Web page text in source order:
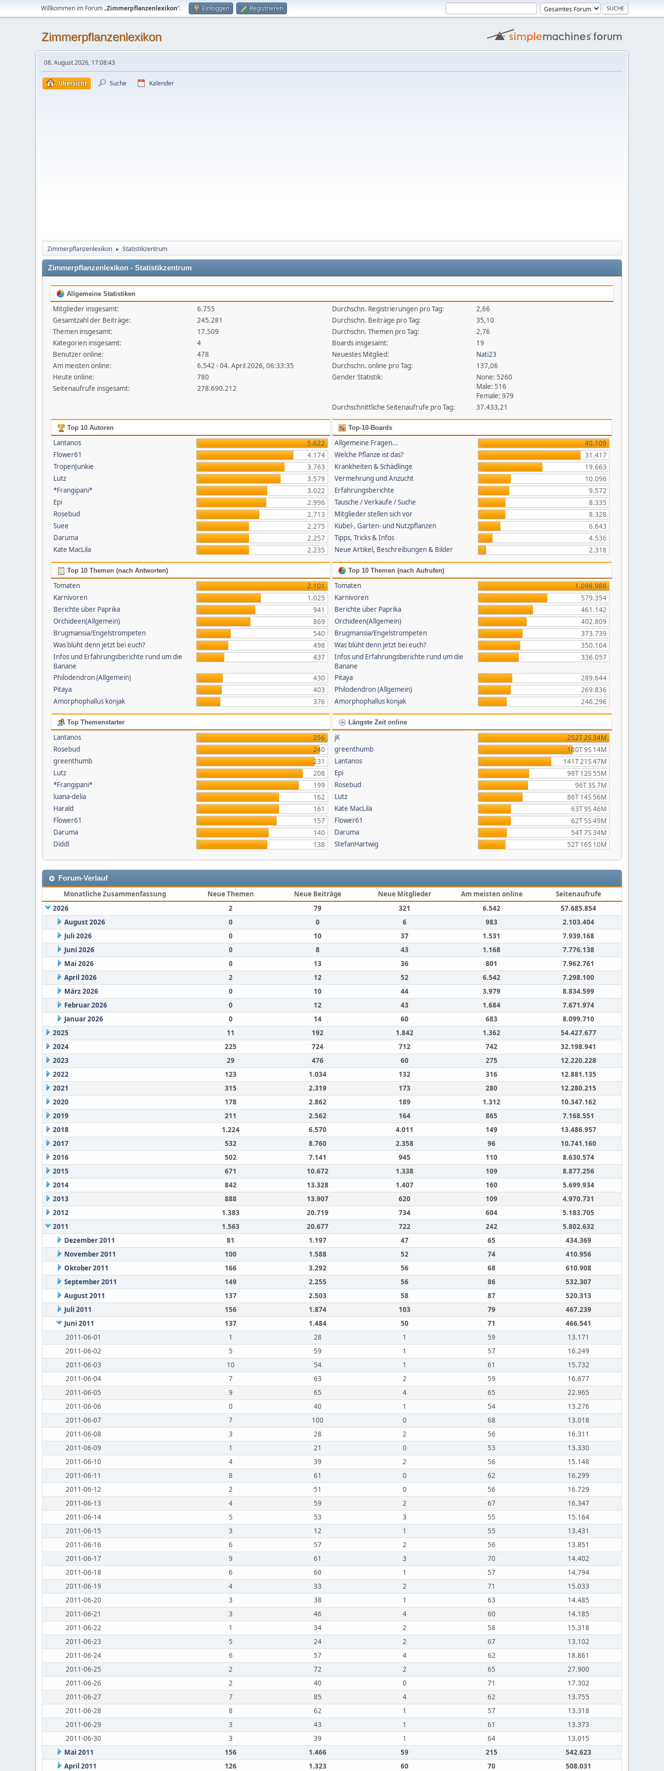
Willkommen im Forum „Zimmerpflanzenlexikon“. Einloggen Registrieren
Zimmerpflanzenlexikon
08. August 2026, 17:08:43
Übersicht Suche Kalender
Zimmerpflanzenlexikon ► Statistikzentrum
Zimmerpflanzenlexikon - Statistikzentrum
Allgemeine Statistiken
Mitglieder insgesamt:
6.755
Gesamtzahl der Beiträge:
245.281
Themen insgesamt:
17.509
Kategorien insgesamt:
4
Benutzer online:
478
Am meisten online:
6.542 - 04. April 2026, 06:33:35
Heute online:
780
Seitenaufrufe insgesamt:
278.690.212
Durchschn. Registrierungen pro Tag:
2,66
Durchschn. Beiträge pro Tag:
35,10
Durchschn. Themen pro Tag:
2,76
Boards insgesamt:
19
Neuestes Mitglied:
Nati23
Durchschn. online pro Tag:
137,06
Gender Statistik:
None: 5260
Male: 516
Female: 979
Durchschnittliche Seitenaufrufe pro Tag:
37.433,21
Top 10 Autoren
Lantanos
5.622
Flower61
4.174
TropenJunkie
3.763
Lutz
3.579
*Frangipani*
3.022
Epi
2.996
Rosebud
2.713
Suee
2.275
Daruma
2.257
Kate MacLila
2.235
Top-10-Boards
Allgemeine Fragen...
40.109
Welche Pflanze ist das?
31.417
Krankheiten & Schädlinge
19.663
Vermehrung und Anzucht
10.096
Erfahrungsberichte
9.572
Tausche / Verkaufe / Suche
8.335
Mitglieder stellen sich vor
8.328
Kübel-, Garten- und Nutzpflanzen
6.643
Tipps, Tricks & Infos
4.536
Neue Artikel, Beschreibungen & Bilder
2.318
Top 10 Themen (nach Antworten)
Tomaten
2.101
Karnivoren
1.025
Berichte über Paprika
941
Orchideen(Allgemein)
869
Brugmansia/Engelstrompeten
540
Was blüht denn jetzt bei euch?
498
Infos und Erfahrungsberichte rund um die
Banane
437
Philodendron (Allgemein)
430
Pitaya
403
Amorphophallus konjak
376
Top 10 Themen (nach Aufrufen)
Tomaten
1.098.988
Karnivoren
579.354
Berichte über Paprika
461.142
Orchideen(Allgemein)
402.809
Brugmansia/Engelstrompeten
373.739
Was blüht denn jetzt bei euch?
350.104
Infos und Erfahrungsberichte rund um die
Banane
336.057
Pitaya
289.644
Philodendron (Allgemein)
269.836
Amorphophallus konjak
246.296
Top Themenstarter
Lantanos
256
Rosebud
240
greenthumb
231
Lutz
208
*Frangipani*
199
luana-delia
162
Harald
161
Flower61
157
Daruma
140
Diddl
138
Längste Zeit online
jK
252T 2S 34M
greenthumb
180T 9S 14M
Lantanos
141T 21S 47M
Epi
98T 12S 55M
Rosebud
96T 3S 7M
Lutz
86T 14S 56M
Kate MacLila
63T 9S 46M
Flower61
62T 5S 49M
Daruma
54T 7S 34M
StefanHartwig
52T 16S 10M
Forum-Verlauf
Monatliche Zusammenfassung Neue Themen Neue Beiträge Neue Mitglieder Am meisten online
Seitenaufrufe
2026
2 79 321 6.542
57.685.854
August 2026
0 0 6 983
2.103.404
Juli 2026
0 10 37 1.531
7.939.168
Juni 2026
0 8 43 1.168
7.776.138
Mai 2026
0 13 36 801
7.962.761
April 2026
2 12 52 6.542
7.298.100
März 2026
0 10 44 3.979
8.834.599
Februar 2026
0 12 43 1.684
7.671.974
Januar 2026
0 14 60 683
8.099.710
2025
11 192 1.842 1.362
54.427.677
2024
225 724 712 742
32.198.941
2023
29 476 60 275
12.220.228
2022
123 1.034 132 316
12.881.135
2021
315 2.319 173 280
12.280.215
2020
178 2.862 189 1.312
10.347.162
2019
211 2.562 164 865
7.168.551
2018
1.224 6.570 4.011 149
13.486.957
2017
532 8.760 2.358 96
10.741.160
2016
502 7.141 945 110
8.630.574
2015
671 10.672 1.338 109
8.877.256
2014
842 13.328 1.407 160
5.699.934
2013
888 13.907 620 109
4.970.731
2012
1.383 20.719 734 604
5.183.705
2011
1.563 20.677 722 242
5.802.632
Dezember 2011
81 1.197 47 65
434.369
November 2011
100 1.588 52 74
410.956
Oktober 2011
166 3.292 56 68
610.908
September 2011
149 2.255 56 86
532.307
August 2011
137 2.503 58 87
520.313
Juli 2011
156 1.874 103 79
467.239
Juni 2011
137 1.484 50 71
466.541
2011-06-01
1 28 1 59
13.171
2011-06-02
5 59 1 57
16.249
2011-06-03
10 54 1 61
15.732
2011-06-04
7 63 2 59
16.677
2011-06-05
9 65 4 65
22.965
2011-06-06
0 40 1 54
13.276
2011-06-07
7 100 0 68
13.018
2011-06-08
3 28 2 56
16.311
2011-06-09
1 21 0 53
13.330
2011-06-10
4 39 2 56
15.148
2011-06-11
8 61 0 62
16.299
2011-06-12
2 51 0 56
16.729
2011-06-13
4 59 2 67
16.347
2011-06-14
5 53 3 55
15.164
2011-06-15
3 12 1 55
13.431
2011-06-16
6 57 2 56
13.851
2011-06-17
9 61 3 70
14.402
2011-06-18
6 60 1 57
14.794
2011-06-19
4 33 2 71
15.033
2011-06-20
3 38 1 63
14.485
2011-06-21
3 46 4 60
14.185
2011-06-22
1 34 2 58
15.318
2011-06-23
5 24 2 67
13.102
2011-06-24
6 57 4 62
18.861
2011-06-25
2 72 2 65
27.900
2011-06-26
2 40 0 71
17.302
2011-06-27
7 85 4 62
13.755
2011-06-28
8 62 1 57
13.318
2011-06-29
3 43 1 61
13.373
2011-06-30
3 39 1 64
13.015
Mai 2011
156 1.466 59 215
542.623
April 2011
126 1.323 60 70 508.031